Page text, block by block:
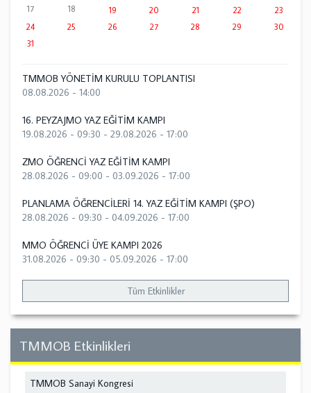
17
18 19 20 21 22
23
24
25 26 27 28 29
30
31
TMMOB YÖNETİM KURULU TOPLANTISI
08.08.2026 - 14:00
16. PEYZAJMO YAZ EĞİTİM KAMPI
19.08.2026 - 09:30 - 29.08.2026 - 17:00
ZMO ÖĞRENCİ YAZ EĞİTİM KAMPI
28.08.2026 - 09:00 - 03.09.2026 - 17:00
PLANLAMA ÖĞRENCİLERİ 14. YAZ EĞİTİM KAMPI (ŞPO)
28.08.2026 - 09:30 - 04.09.2026 - 17:00
MMO ÖĞRENCİ ÜYE KAMPI 2026
31.08.2026 - 09:30 - 05.09.2026 - 17:00
Tüm Etkinlikler
TMMOB Etkinlikleri
TMMOB Sanayi Kongresi